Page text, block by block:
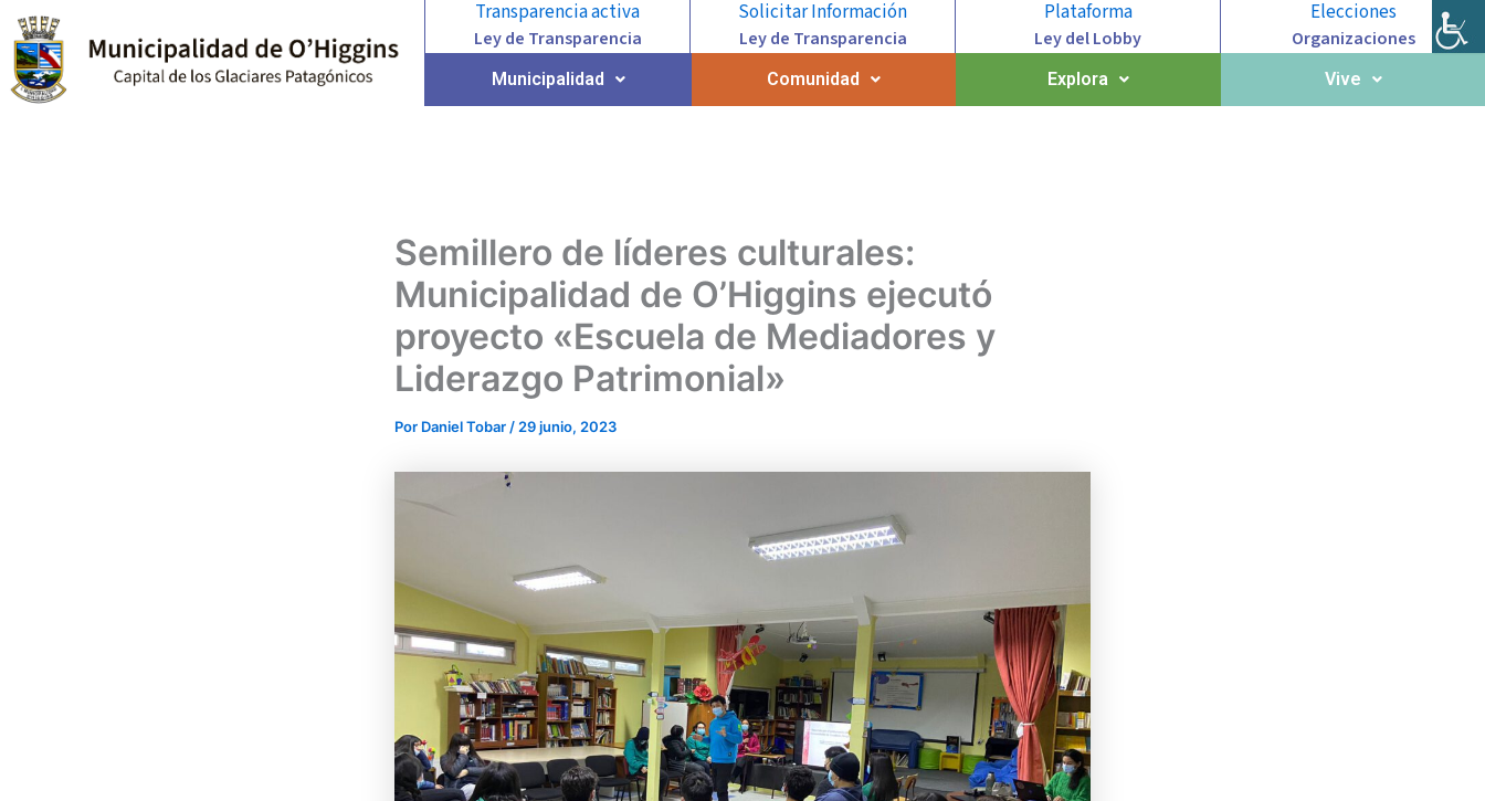
contenido
Transparencia activa
Ley de Transparencia
Solicitar Información
Ley de Transparencia
Plataforma
Ley del Lobby
Elecciones
Organizaciones
Municipalidad Comunidad Explora Vive
Semillero de líderes culturales:
Municipalidad de O’Higgins ejecutó
proyecto «Escuela de Mediadores y
Liderazgo Patrimonial»
Por Daniel Tobar / 29 junio, 2023